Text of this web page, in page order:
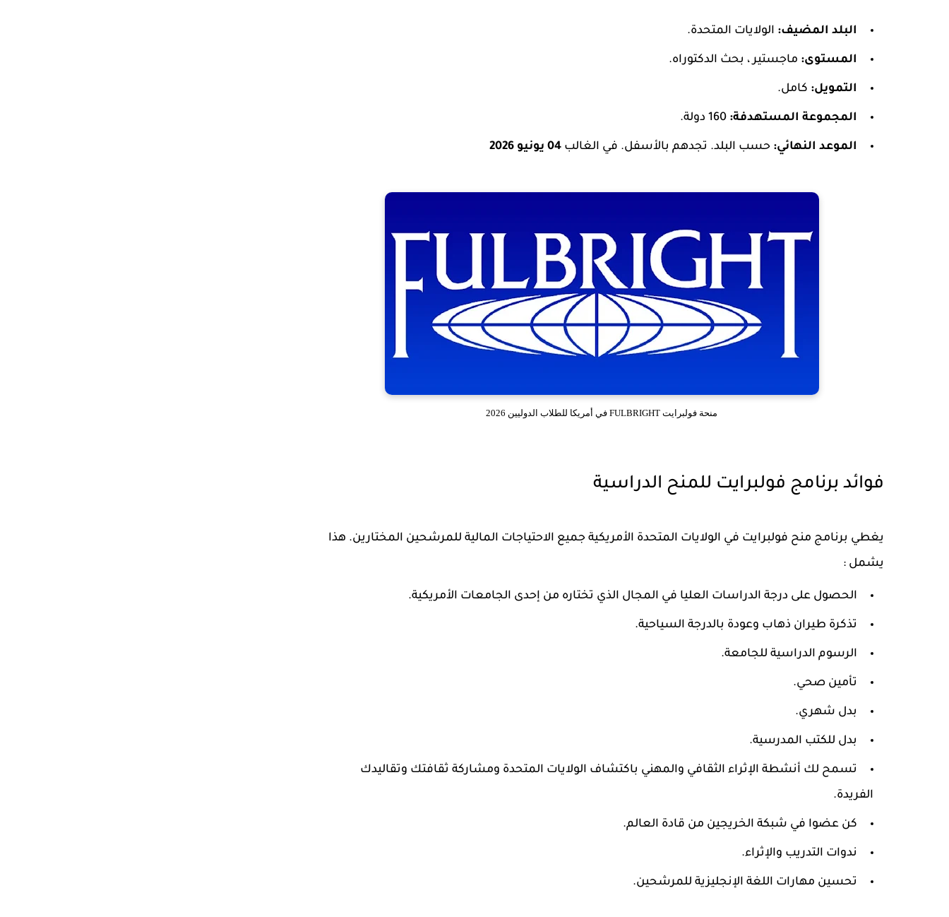
البلد المضيف: الولايات المتحدة.
المستوى: ماجستير ، بحث الدكتوراه.
التمويل: كامل.
المجموعة المستهدفة:
الموعد النهائي: حسب البلد. تجدهم بالأسفل. في الغالب 04 يونيو 2026
منحة فولبرايت FULBRIGHT في أمريكا للطلاب الدوليين 2026
فوائد برنامج فولبرايت للمنح الدراسية
يغطي برنامج منح فولبرايت في الولايات المتحدة الأمريكية جميع الاحتياجات المالية للمرشحين المختارين. هذا
يشمل :
الحصول على درجة الدراسات العليا في المجال الذي تختاره من إحدى الجامعات الأمريكية.
تذكرة طيران ذهاب وعودة بالدرجة السياحية.
الرسوم الدراسية للجامعة.
تأمين صحي.
بدل شهري.
بدل للكتب المدرسية.
تسمح لك أنشطة الإثراء الثقافي والمهني باكتشاف الولايات المتحدة ومشاركة ثقافتك وتقاليدك
الفريدة.
كن عضوا في شبكة الخريجين من قادة العالم.
ندوات التدريب والإثراء.
تحسين مهارات اللغة الإنجليزية للمرشحين.